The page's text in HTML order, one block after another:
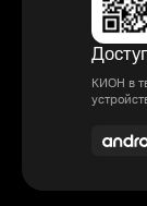
КИОН в